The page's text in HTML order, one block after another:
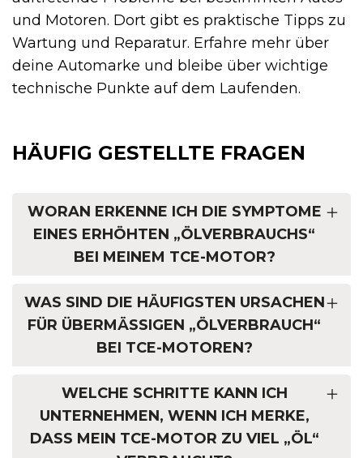
und Motoren. Dort gibt es praktische Tipps zu
Wartung und Reparatur. Erfahre mehr über
deine Automarke und bleibe über wichtige
technische Punkte auf dem Laufenden.
HÄUFIG GESTELLTE FRAGEN
WORAN ERKENNE ICH DIE SYMPTOME
EINES ERHÖHTEN „ÖLVERBRAUCHS“
BEI MEINEM TCE-MOTOR?
WAS SIND DIE HÄUFIGSTEN URSACHEN
FÜR ÜBERMÄSSIGEN „ÖLVERBRAUCH“ B
EI TCE-MOTOREN?
WELCHE SCHRITTE KANN ICH
UNTERNEHMEN, WENN ICH MERKE,
DASS MEIN TCE-MOTOR ZU VIEL „ÖL“